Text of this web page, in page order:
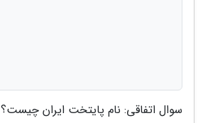
سوال اتفاقی: نام پایتخت ایران چیست؟